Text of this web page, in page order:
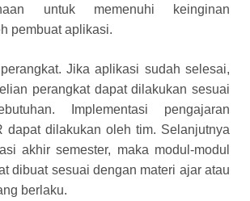
untuk memenuhi keinginan
pembuat aplikasi.
Jika aplikasi sudah selesai,
perangkat dapat dilakukan sesuai
Implementasi pengajaran
dapat dilakukan oleh tim. Selanjutnya
akhir semester, maka modul-modul
dibuat sesuai dengan materi ajar atau
berlaku.